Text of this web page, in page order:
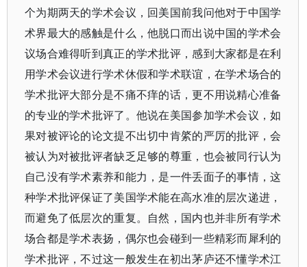
个为期两天的学术会议，回美国前我问他对于中国学
术界最大的感触是什么，他脱口而出说中国的学术会
议场合难得听到真正的学术批评，感到大家都是在利
用学术会议进行学术休假和学术联谊，在学术场合的
学术批评大部分是不痛不痒的话，更不用说精心准备
的专业的学术批评了。他说在美国参加学术会议，如
果对被评论的论文提不出切中肯綮的严厉的批评，会
被认为对被批评者缺乏足够的尊重，也会被同行认为
自己没有学术素养和能力，是一件丢面子的事情，这
种学术批评保证了美国学术能在高水准的层次递进，
而避免了低层次的重复。自然，国内也并非所有学术
场合都是学术表扬，偶尔也会碰到一些精彩而犀利的
学术批评，不过这一般发生在初出茅庐还不懂学术江